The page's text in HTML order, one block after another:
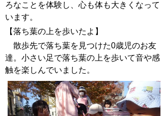
ろなことを体験し、心も体も大きくなって
います。
【落ち葉の上を歩いたよ】
散歩先で落ち葉を見つけた0歳児のお友
達。小さい足で落ち葉の上を歩いて音や感
触を楽しんでいました。